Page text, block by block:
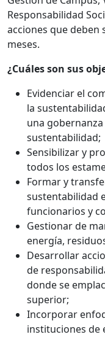
Responsabilidad
acciones que deben
meses.
¿Cuáles son sus
Evidenciar el
la
una
sustentabilidad;
Sensibilizar y
todos los
Formar y
sustentabilidad
funcionarios y
Gestionar de
energía,
Desarrollar
de
donde se
superior;
Incorporar
instituciones de